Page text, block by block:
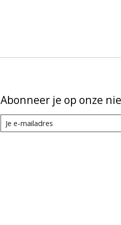
Abonneer je op onze